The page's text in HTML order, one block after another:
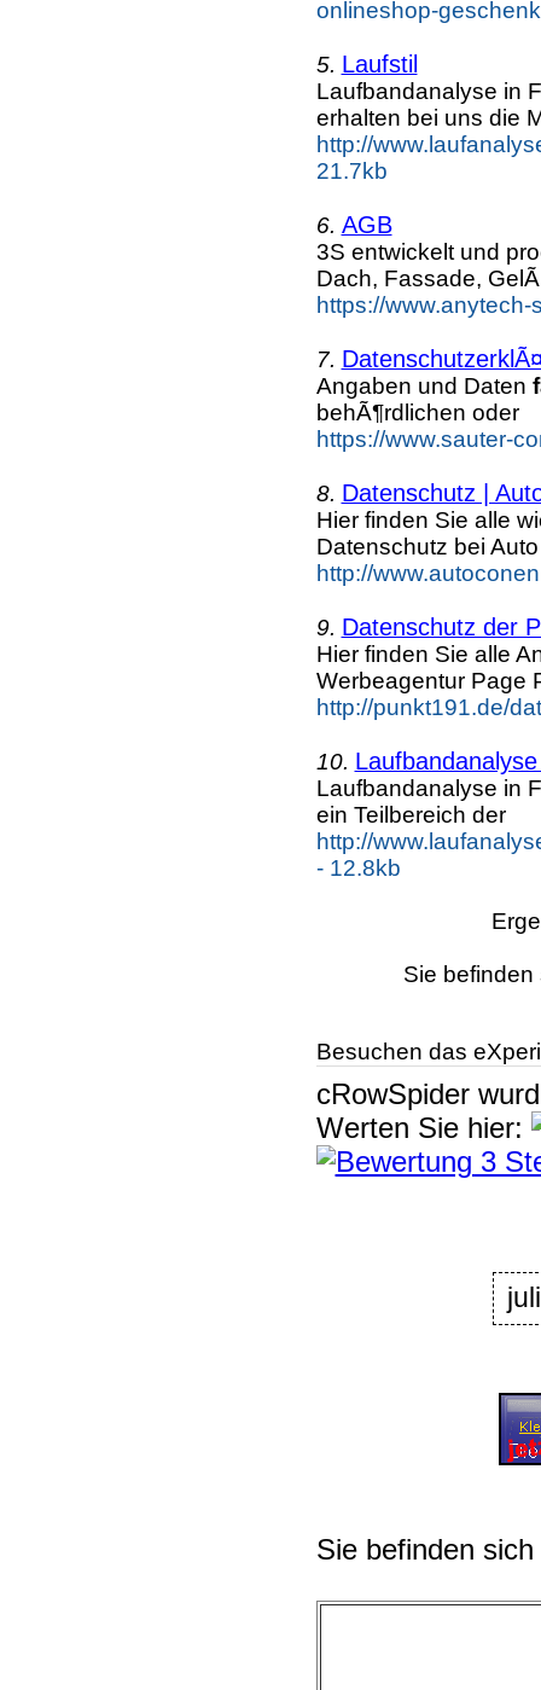
onlineshop-
5. Laufstil
Laufbandanalyse in
erhalten bei uns die
http://
21.7kb
6. AGB
3S entwickelt und
Dach, Fassade,
https://
7.
Angaben und Daten
behÃ¶rdlichen oder
https://www.sauter-
8. Datenschutz |
Hier finden Sie alle
Datenschutz bei
http://
9. Datenschutz der
Hier finden Sie alle
Werbeagentur Page
http://punkt191.de/
10.
Laufbandanalyse in
ein Teilbereich der
http://
- 12.8kb
Sie
Besuchen das
cRowSpider
Werten Sie hier:
juli
Sie befinden